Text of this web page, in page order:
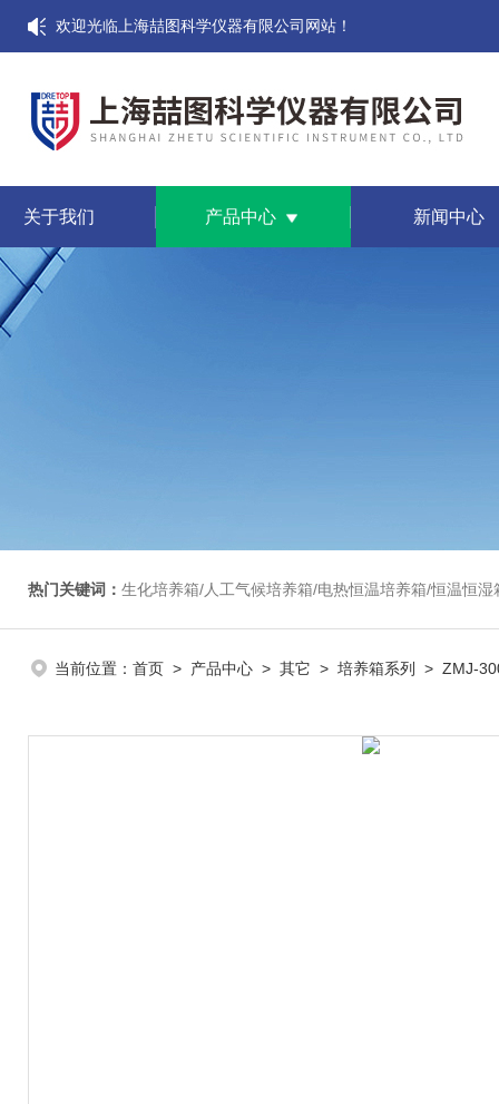
欢迎光临上海喆图科学仪器有限公司网站！
关于我们 产品中心 新闻中心
热门关键词： 生化培养箱/人工气候培养箱/电热恒温培养箱/恒温恒湿箱/光照培养箱/二氧化碳培养箱
当前位置： 首页 > 产品中心 > 其它 > 培养箱系列 > ZMJ-